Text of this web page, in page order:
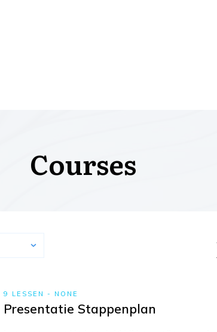
Courses
9 LESSEN - NONE
Presentatie Stappenplan